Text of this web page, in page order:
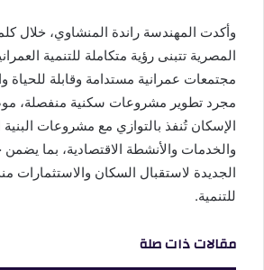
وأكدت المهندسة راندة المنشاوي، خلال
المصرية تتبنى رؤية متكاملة للتنمية
مجتمعات عمرانية مستدامة وقابلة للحياة
مجرد تطوير مشروعات سكنية منفصلة،
الإسكان تُنفذ بالتوازي مع مشروعات
والخدمات والأنشطة الاقتصادية، بما يضمن
الجديدة لاستقبال السكان والاستثمارات
للتنمية.
مقالات ذات صلة